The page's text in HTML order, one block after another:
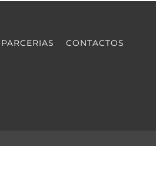
PARCERIAS CONTACTOS